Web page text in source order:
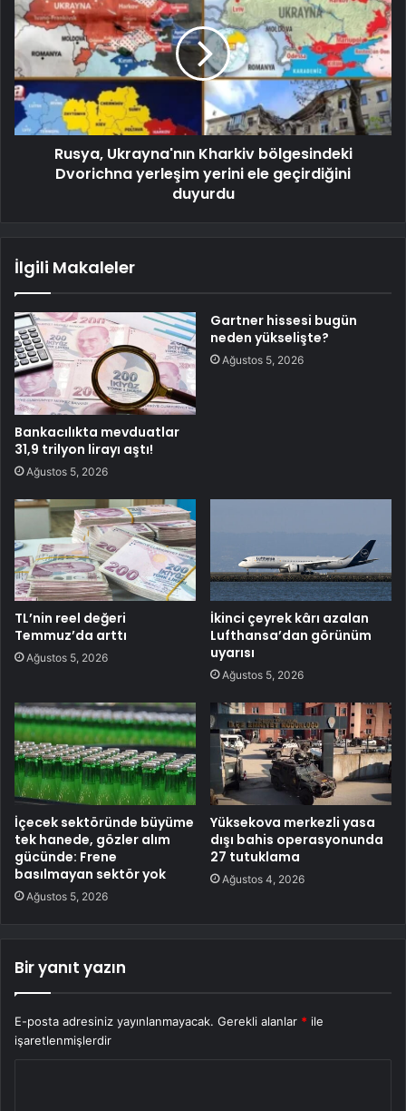
Rusya, Ukrayna'nın Kharkiv bölgesindeki
Dvorichna yerleşim yerini ele geçirdiğini
duyurdu
İlgili Makaleler
Bankacılıkta mevduatlar
31,9 trilyon lirayı aştı!
Ağustos 5, 2026
Gartner hissesi bugün
neden yükselişte?
Ağustos 5, 2026
TL’nin reel değeri
Temmuz’da arttı
Ağustos 5, 2026
İkinci çeyrek kârı azalan
Lufthansa’dan görünüm
uyarısı
Ağustos 5, 2026
İçecek sektöründe büyüme
tek hanede, gözler alım
gücünde: Frene
basılmayan sektör yok
Ağustos 5, 2026
Yüksekova merkezli yasa
dışı bahis operasyonunda
27 tutuklama
Ağustos 4, 2026
Bir yanıt yazın
E-posta adresiniz yayınlanmayacak. Gerekli alanlar * ile
işaretlenmişlerdir